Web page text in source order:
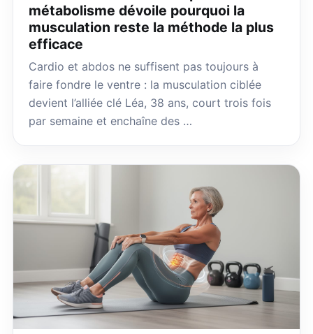
métabolisme dévoile pourquoi la
musculation reste la méthode la plus
efficace
Cardio et abdos ne suffisent pas toujours à
faire fondre le ventre : la musculation ciblée
devient l’alliée clé Léa, 38 ans, court trois fois
par semaine et enchaîne des …